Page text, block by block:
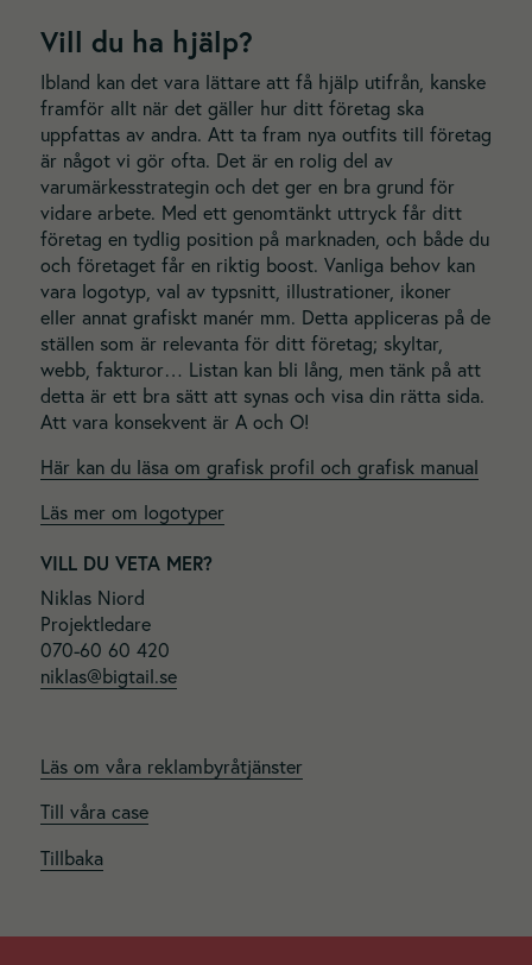
Vill du ha hjälp?
Ibland kan det vara lättare att få hjälp utifrån, kanske
framför allt när det gäller hur ditt företag ska
uppfattas av andra. Att ta fram nya outfits till företag
är något vi gör ofta. Det är en rolig del av
varumärkesstrategin och det ger en bra grund för
vidare arbete. Med ett genomtänkt uttryck får ditt
företag en tydlig position på marknaden, och både du
och företaget får en riktig boost. Vanliga behov kan
vara logotyp, val av typsnitt, illustrationer, ikoner
eller annat grafiskt manér mm. Detta appliceras på de
ställen som är relevanta för ditt företag; skyltar,
webb, fakturor… Listan kan bli lång, men tänk på att
detta är ett bra sätt att synas och visa din rätta sida.
Att vara konsekvent är A och O!
Här kan du läsa om grafisk profil och grafisk manual
Läs mer om logotyper
VILL DU VETA MER?
Niklas Niord
Projektledare
070-60 60 420
niklas@bigtail.se
Läs om våra reklambyråtjänster
Till våra case
Tillbaka
bort. De